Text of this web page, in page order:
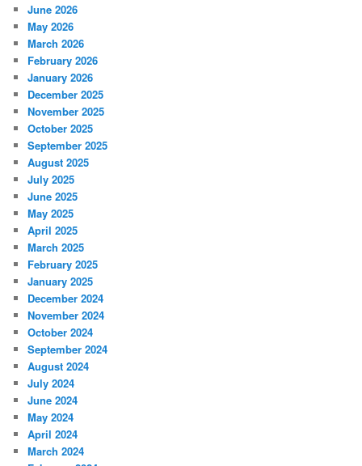
June 2026
May 2026
March 2026
February 2026
January 2026
December 2025
November 2025
October 2025
September 2025
August 2025
July 2025
June 2025
May 2025
April 2025
March 2025
February 2025
January 2025
December 2024
November 2024
October 2024
September 2024
August 2024
July 2024
June 2024
May 2024
April 2024
March 2024